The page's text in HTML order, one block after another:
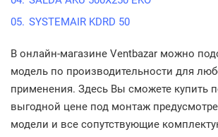
SYSTEMAIR KDRD 50
В онлайн-магазине Ventbazar можно
модель по производительности для
применения. Здесь Вы сможете купить
выгодной цене под монтаж
модели и все сопутствующие